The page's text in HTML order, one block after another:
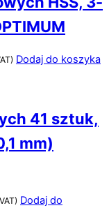
Dodaj do koszyka
41 sztuk,
mm)
Dodaj do